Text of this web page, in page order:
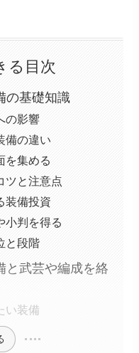
る目次
の基礎知識
の影響
備の違い
を集める
ツと注意点
装備投資
小判を得る
と段階
と武芸や編成を絡
い装備